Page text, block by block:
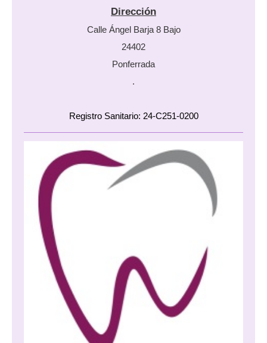
Dirección
Calle Ángel Barja 8 Bajo
24402
Ponferrada
.
Registro Sanitario: 24-C251-0200